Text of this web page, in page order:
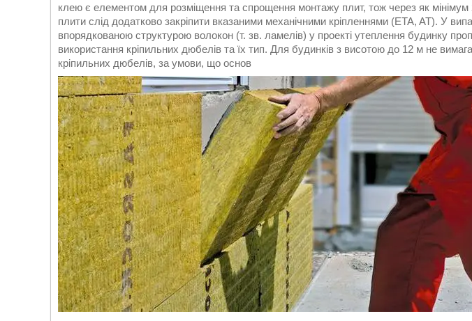
клею є елементом для розміщення та спрощення монтажу плит, тож через як мінімум
плити слід додатково закріпити вказаними механічними кріпленнями (ETA, AT). У
впорядкованою структурою волокон (т. зв. ламелів) у проекті утеплення будинку
використання кріпильних дюбелів та їх тип. Для будинків з висотою до 12 м не
кріпильних дюбелів, за умови, що основ